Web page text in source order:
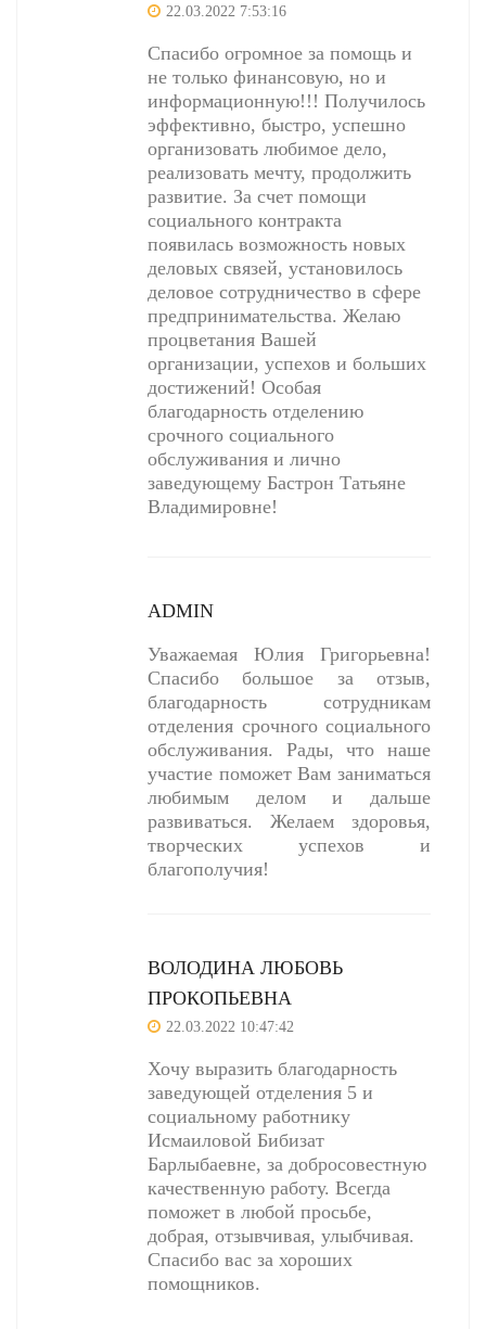
22.03.2022 7:53:16
Спасибо огромное за помощь и
не только финансовую, но и
информационную!!! Получилось
эффективно, быстро, успешно
организовать любимое дело,
реализовать мечту, продолжить
развитие. За счет помощи
социального контракта
появилась возможность новых
деловых связей, установилось
деловое сотрудничество в сфере
предпринимательства. Желаю
процветания Вашей
организации, успехов и больших
достижений! Особая
благодарность отделению
срочного социального
обслуживания и лично
заведующему Бастрон Татьяне
Владимировне!
ADMIN
Уважаемая Юлия Григорьевна!
Спасибо большое за отзыв,
благодарность сотрудникам
отделения срочного социального
обслуживания. Рады, что наше
участие поможет Вам заниматься
любимым делом и дальше
развиваться. Желаем здоровья,
творческих успехов и
благополучия!
ВОЛОДИНА ЛЮБОВЬ
ПРОКОПЬЕВНА
22.03.2022 10:47:42
Хочу выразить благодарность
заведующей отделения 5 и
социальному работнику
Исмаиловой Бибизат
Барлыбаевне, за добросовестную
качественную работу. Всегда
поможет в любой просьбе,
добрая, отзывчивая, улыбчивая.
Спасибо вас за хороших
помощников.